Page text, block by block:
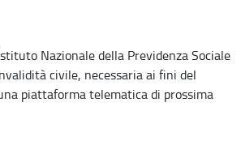
Nazionale della Previdenza Sociale
civile, necessaria ai fini del
piattaforma telematica di prossima